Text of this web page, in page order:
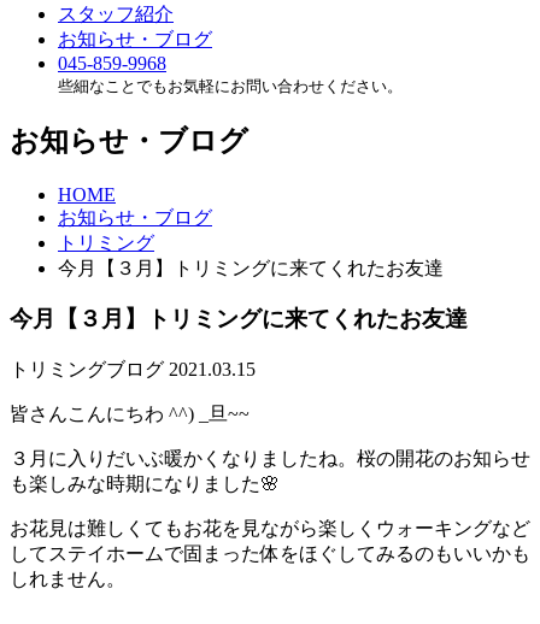
スタッフ紹介
お知らせ・ブログ
045-859-9968
些細なことでもお気軽にお問い合わせください。
お知らせ・ブログ
HOME
お知らせ・ブログ
トリミング
今月【３月】トリミングに来てくれたお友達
今月【３月】トリミングに来てくれたお友達
トリミングブログ 2021.03.15
皆さんこんにちわ ^^) _旦~~
３月に入りだいぶ暖かくなりましたね。桜の開花のお知らせ
も楽しみな時期になりました🌸
お花見は難しくてもお花を見ながら楽しくウォーキングなど
してステイホームで固まった体をほぐしてみるのもいいかも
しれません。